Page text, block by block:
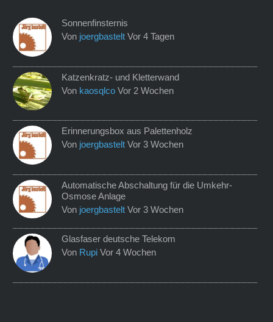
Sonnenfinsternis
Von joergbastelt Vor 4 Tagen
Katzenkratz- und Kletterwand
Von kaosqlco Vor 2 Wochen
Erinnerungsbox aus Palettenholz
Von joergbastelt Vor 3 Wochen
Automatische Abschaltung für die Umkehr-
Osmose Anlage
Von joergbastelt Vor 3 Wochen
Glasfaser deutsche Telekom
Von Rupi Vor 4 Wochen